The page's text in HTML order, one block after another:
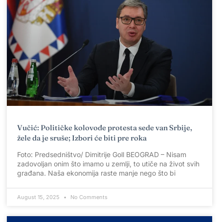
Vučić: Političke kolovođe protesta sede van Srbije,
žele da je sruše; Izbori će biti pre roka
Foto: Predsedništvo/ Dimitrije Goll BEOGRAD – Nisam
zadovoljan onim što imamo u zemlji, to utiče na život svih
građana. Naša ekonomija raste manje nego što bi
August 15, 2025 No Comments